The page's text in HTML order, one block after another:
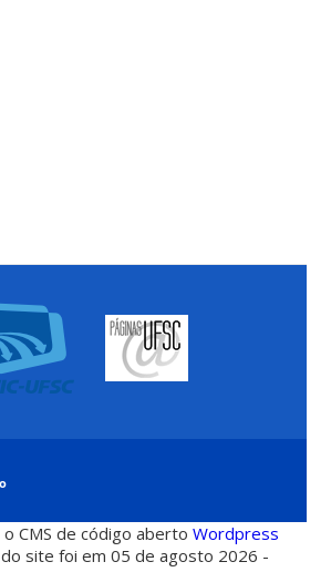
CMS de código abertoWordpress
site foi em 05 de agosto 2026 -